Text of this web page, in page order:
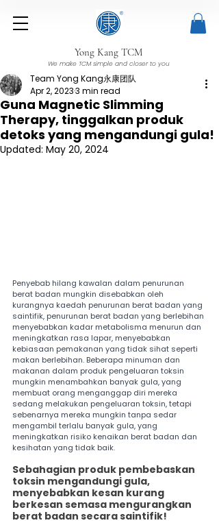
Yong Kang TCM
We make TCM simple and closer to you
Guna Magnetic Slimming
Therapy, tinggalkan produk
detoks yang mengandungi gula!
Team Yong Kang永康团队
Apr 2, 20233 min read
Updated: May 20, 2024
Penyebab hilang kawalan dalam penurunan
berat badan mungkin disebabkan oleh
kurangnya kaedah penurunan berat badan yang
saintifik, penurunan berat badan yang berlebihan
menyebabkan kadar metabolisma menurun dan
meningkatkan rasa lapar, menyebabkan
kebiasaan pemakanan yang tidak sihat seperti
makan berlebihan. Beberapa minuman dan
makanan dalam produk pengeluaran toksin
mungkin menambahkan banyak gula, yang
membuat orang menganggap diri mereka
sedang melakukan pengeluaran toksin, tetapi
sebenarnya mereka mungkin tanpa sedar
mengambil terlalu banyak gula, yang
meningkatkan risiko kenaikan berat badan dan
kesihatan yang tidak baik.
Sebahagian produk pembebaskan
toksin mengandungi gula,
menyebabkan kesan kurang
berkesan semasa mengurangkan
berat badan secara saintifik!